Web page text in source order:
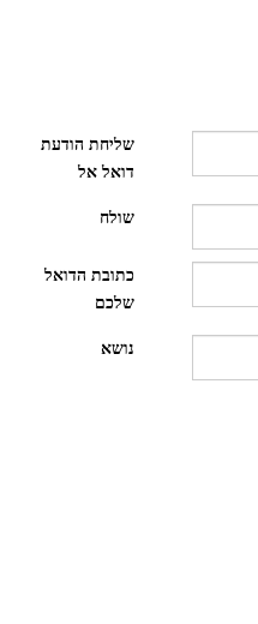
שליחת הודעת
דואל אל
שולח
כתובת הדואל
שלכם
נושא